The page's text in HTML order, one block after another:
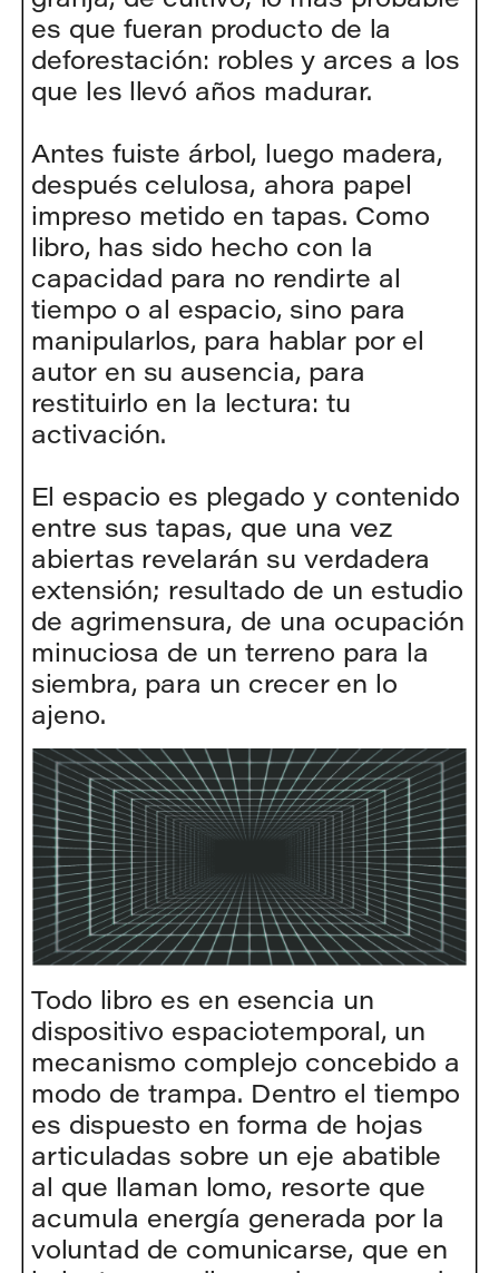
es que fueran producto de la
deforestación: robles y arces a los
que les llevó años madurar.
Antes fuiste árbol, luego madera,
después celulosa, ahora papel
impreso metido en tapas. Como
libro, has sido hecho con la
capacidad para no rendirte al
tiempo o al espacio, sino para
manipularlos, para hablar por el
autor en su ausencia, para
restituirlo en la lectura: tu
activación.
El espacio es plegado y contenido
entre sus tapas, que una vez
abiertas revelarán su verdadera
extensión; resultado de un estudio
de agrimensura, de una ocupación
minuciosa de un terreno para la
siembra, para un crecer en lo
ajeno.
Todo libro es en esencia un
dispositivo espaciotemporal, un
mecanismo complejo concebido a
modo de trampa. Dentro el tiempo
es dispuesto en forma de hojas
articuladas sobre un eje abatible
al que llaman lomo, resorte que
acumula energía generada por la
voluntad de comunicarse, que en